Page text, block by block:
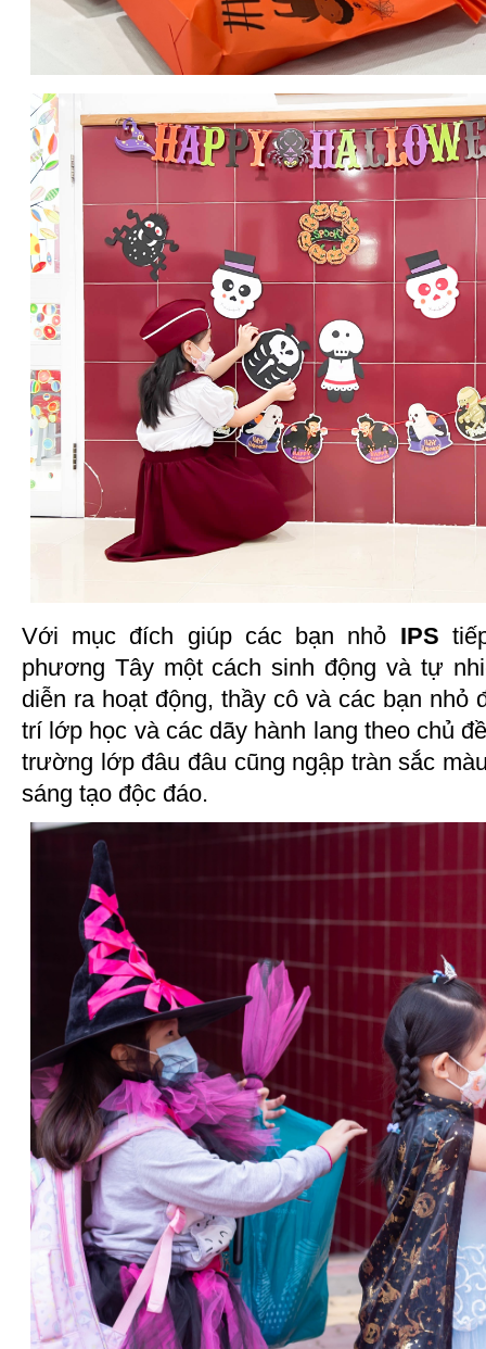
Với mục đích giúp các bạn nhỏ IPS
phương Tây một cách sinh động và tự
diễn ra hoạt động, thầy cô và các bạn nhỏ
trí lớp học và các dãy hành lang theo chủ
trường lớp đâu đâu cũng ngập tràn sắc
sáng tạo độc đáo.